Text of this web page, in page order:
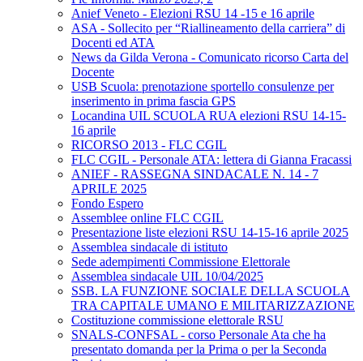
Anief Veneto - Elezioni RSU 14 -15 e 16 aprile
ASA - Sollecito per “Riallineamento della carriera” di
Docenti ed ATA
News da Gilda Verona - Comunicato ricorso Carta del
Docente
USB Scuola: prenotazione sportello consulenze per
inserimento in prima fascia GPS
Locandina UIL SCUOLA RUA elezioni RSU 14-15-
16 aprile
RICORSO 2013 - FLC CGIL
FLC CGIL - Personale ATA: lettera di Gianna Fracassi
ANIEF - RASSEGNA SINDACALE N. 14 - 7
APRILE 2025
Fondo Espero
Assemblee online FLC CGIL
Presentazione liste elezioni RSU 14-15-16 aprile 2025
Assemblea sindacale di istituto
Sede adempimenti Commissione Elettorale
Assemblea sindacale UIL 10/04/2025
SSB. LA FUNZIONE SOCIALE DELLA SCUOLA
TRA CAPITALE UMANO E MILITARIZZAZIONE
Costituzione commissione elettorale RSU
SNALS-CONFSAL - corso Personale Ata che ha
presentato domanda per la Prima o per la Seconda